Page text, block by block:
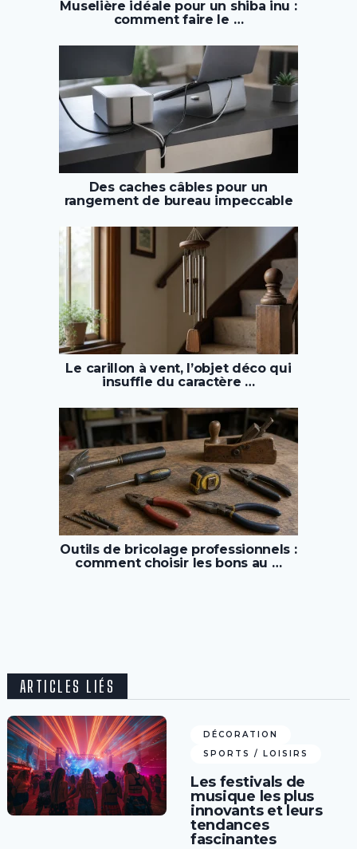
Muselière idéale pour un shiba inu :
comment faire le …
Des caches câbles pour un
rangement de bureau impeccable
Le carillon à vent, l’objet déco qui
insuffle du caractère …
Outils de bricolage professionnels :
comment choisir les bons au …
ARTICLES LIÉS
DÉCORATION
SPORTS / LOISIRS
Les festivals de
musique les plus
innovants et leurs
tendances
fascinantes